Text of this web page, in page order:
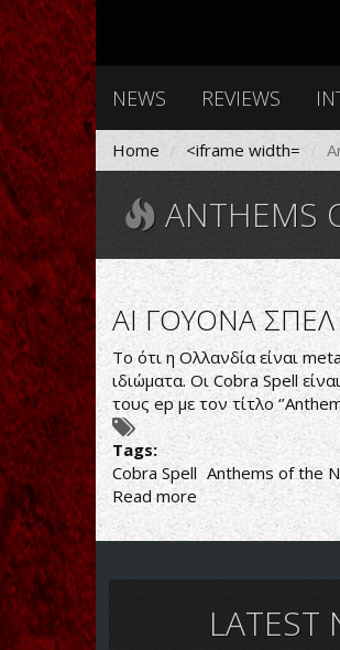
NEWS REVIEWS
Home <iframe width=
ANTHEMS
ΑΙ ΓΟΥΟΝΑ
Το ότι η Ολλανδία είναι
ιδιώματα. Οι Cobra Spell
τους ep με τον τίτλο
Tags:
Cobra Spell Anthems of the
Read more about
ΑΙ
ΓΟΥΟΝΑ
ΓΙΟΥ
LATEST